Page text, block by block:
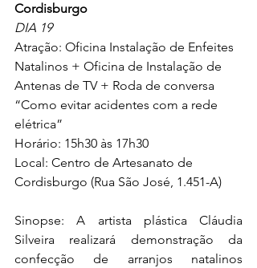
Cordisburgo
DIA 19
Atração: Oficina Instalação de Enfeites
Natalinos + Oficina de Instalação de
Antenas de TV + Roda de conversa
“Como evitar acidentes com a rede
elétrica”
Horário: 15h30 às 17h30
Local: Centro de Artesanato de
Cordisburgo (Rua São José, 1.451-A)
Sinopse: A artista plástica Cláudia
Silveira realizará demonstração da
confecção de arranjos natalinos